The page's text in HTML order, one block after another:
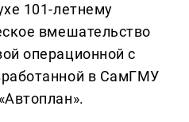
101-летнему
вмешательство
операционной с
в СамГМУ